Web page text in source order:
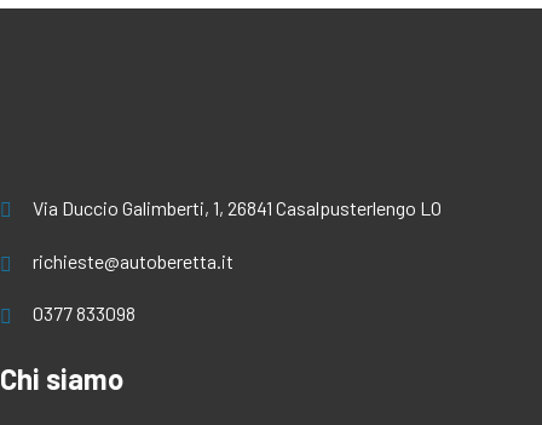
Via Duccio Galimberti, 1, 26841 Casalpusterlengo LO
richieste@autoberetta.it
0377 833098
Chi siamo